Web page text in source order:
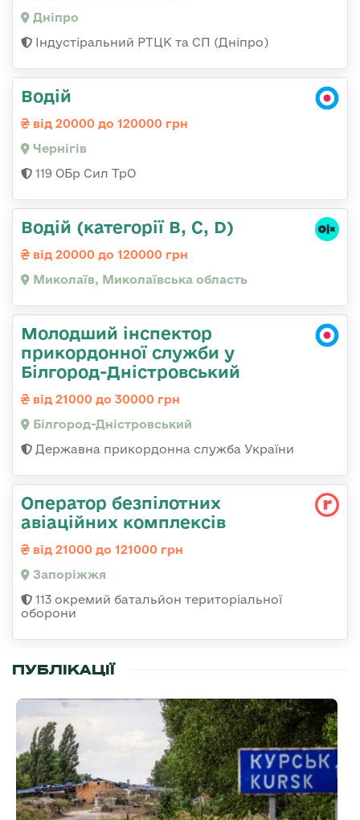
Дніпро
Індустіральний РТЦК та СП (Дніпро)
Водій
від 20000 до 120000 грн
Чернігів
119 ОБр Сил ТрО
Водій (категорії B, C, D)
від 20000 до 120000 грн
Миколаїв, Миколаївська область
Молодший інспектор
прикордонної служби у
Білгород-Дністровський
від 21000 до 30000 грн
Білгород-Дністровський
Державна прикордонна служба України
Оператор безпілотних
авіаційних комплексів
від 21000 до 121000 грн
Запоріжжя
113 окремий батальйон територіальної
оборони
ПУБЛІКАЦІЇ